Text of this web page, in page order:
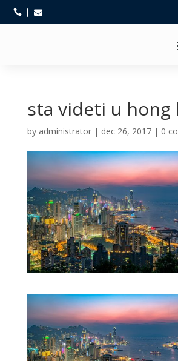
 
sta videti u hong
by administrator| dec 26, 2017| 0